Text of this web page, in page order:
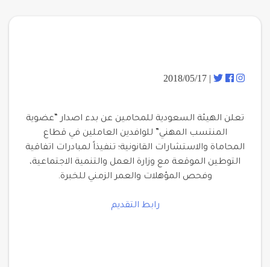
| 2018/05/17
تعلن الهيئة السعودية للمحامين عن بدء اصدار “عضوية
المنتسب المهني” للوافدين العاملين في قطاع
المحاماة والاستشارات القانونية؛ تنفيذاً لمبادرات اتفاقية
التوطين الموقعة مع وزارة العمل والتنمية الاجتماعية،
وفحص المؤهلات والعمر الزمني للخبرة.
رابط التقديم